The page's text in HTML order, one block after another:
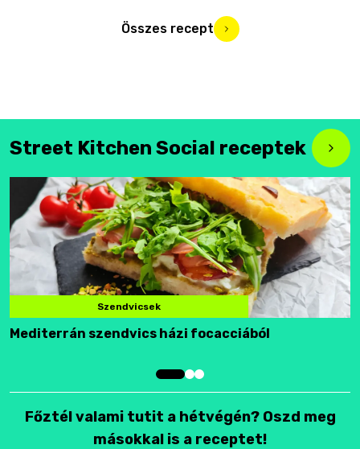
Összes recept
Street Kitchen Social receptek
Szendvicsek
Mediterrán szendvics házi focacciából
Főztél valami tutit a hétvégén? Oszd meg
másokkal is a receptet!